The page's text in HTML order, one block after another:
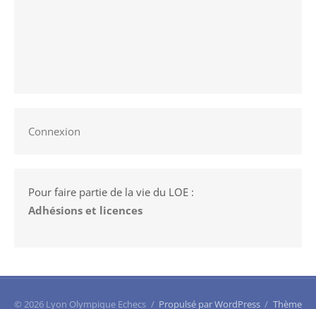
Connexion
Pour faire partie de la vie du LOE :
Adhésions et licences
© 2026 Lyon Olympique Echecs / Propulsé par WordPress / Thème